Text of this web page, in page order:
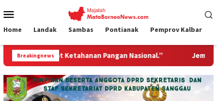
ke
Mobile
Home Landak Sambas Pontianak Pemprov Kalbar
Breakingnews
Pangan Nasional.” Jembatan Gantung Garuda